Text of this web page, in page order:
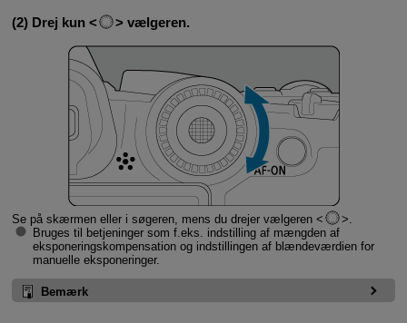
(2) Drej kun vælgeren.
Se på skærmen eller i søgeren, mens du drejer vælgeren
.
Bruges til betjeninger som f.eks. indstilling af mængden af
eksponeringskompensation og indstillingen af blændeværdien for
manuelle eksponeringer.
Bemærk